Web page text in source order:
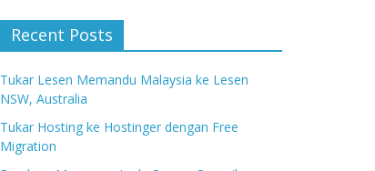
Recent Posts
Tukar Lesen Memandu Malaysia ke Lesen
NSW, Australia
Tukar Hosting ke Hostinger dengan Free
Migration